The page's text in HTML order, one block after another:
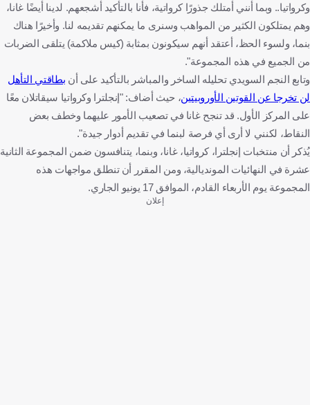
وكرواتيا.. وبما أنني أمتلك جذورًا كرواتية، فأنا بالتأكيد أشجعهم. لدينا أيضًا غانا،
وهم يمتلكون الكثير من المواهب وسنرى ما يمكنهم تقديمه لنا. وأخيرًا هناك
بنما، ولسوء الحظ، أعتقد أنهم سيكونون بمثابة (كيس ملاكمة) يتلقى الضربات
من الجميع في هذه المجموعة".
وتابع النجم السويدي تحليله الساخر والمباشر بالتأكيد على أن بطاقتي التأهل
لن تخرجا عن القوتين الأوروبيتين، حيث أضاف: "إنجلترا وكرواتيا سيقاتلان معًا
على المركز الأول. قد تنجح غانا في تصعيب الأمور عليهما وخطف بعض
النقاط، لكنني لا أرى أي فرصة لبنما في تقديم أدوار جيدة".
يُذكر أن منتخبات إنجلترا، كرواتيا، غانا، وبنما، يتنافسون ضمن المجموعة الثانية
عشرة في النهائيات المونديالية، ومن المقرر أن تنطلق مواجهات هذه
المجموعة يوم الأربعاء القادم، الموافق 17 يونيو الجاري.
إعلان